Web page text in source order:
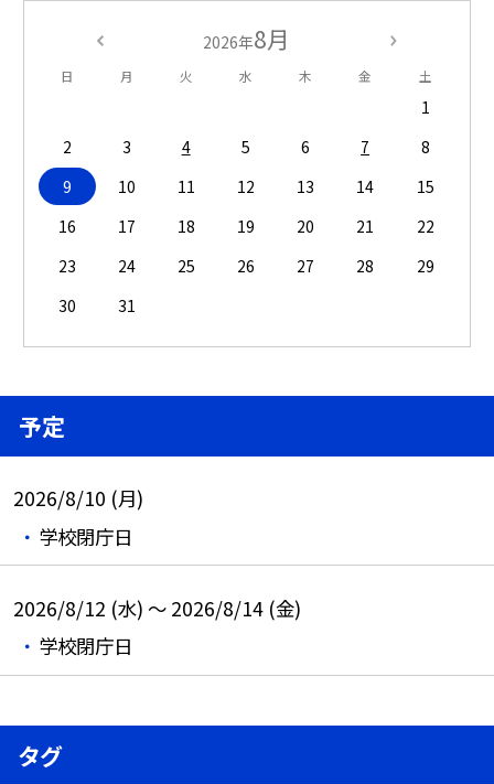
2026年8月
日 月 火 水 木 金 土
1
2
3 4 5 6 7
8
9
10 11 12 13 14
15
16
17 18 19 20 21
22
23
24 25 26 27 28
29
30
31
予定
2026/8/10 (月)
学校閉庁日
2026/8/12 (水) ～ 2026/8/14 (金)
学校閉庁日
タグ